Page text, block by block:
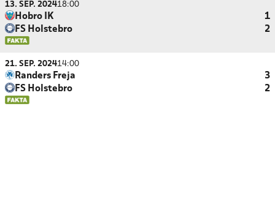
13. SEP. 202418:00
Hobro IK
1
FS Holstebro
2
21. SEP. 202414:00
Randers Freja
3
FS Holstebro
2